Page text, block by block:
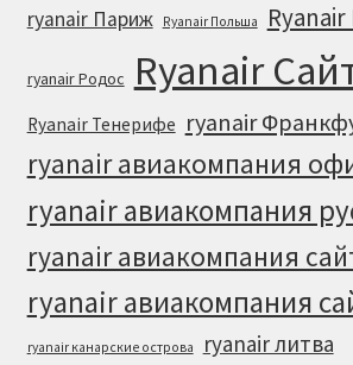
ryanair Париж Ryanair Польша
ryanair Родос Ryanair
Ryanair Тенерифе ryanair
ryanair авиакомпания
ryanair авиакомпания
ryanair авиакомпания
ryanair авиакомпания
ryanair канарские острова ryanair литва